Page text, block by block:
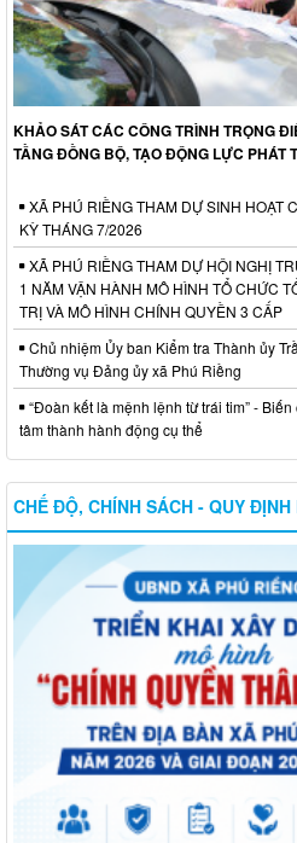
KHẢO SÁT CÁC CÔNG TRÌNH TRỌNG
TẦNG ĐỒNG BỘ, TẠO ĐỘNG LỰC PHÁT
XÃ PHÚ RIỀNG THAM DỰ SINH HOẠT
KỲ THÁNG 7/2026
XÃ PHÚ RIỀNG THAM DỰ HỘI NGHỊ
1 NĂM VẬN HÀNH MÔ HÌNH TỔ CHỨC
TRỊ VÀ MÔ HÌNH CHÍNH QUYỀN 3 CẤP
Chủ nhiệm Ủy ban Kiểm tra Thành ủy
Thường vụ Đảng ủy xã Phú Riềng
“Đoàn kết là mệnh lệnh từ trái tim” -
tâm thành hành động cụ thể
CHẾ ĐỘ, CHÍNH SÁCH - QUY ĐỊNH